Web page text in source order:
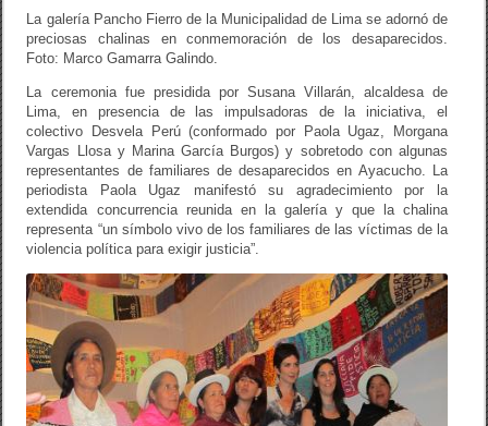
La galería Pancho Fierro de la Municipalidad de Lima se adornó de
preciosas chalinas en conmemoración de los desaparecidos.
Foto: Marco Gamarra Galindo.
La ceremonia fue presidida por Susana Villarán, alcaldesa de
Lima, en presencia de las impulsadoras de la iniciativa, el
colectivo Desvela Perú (conformado por Paola Ugaz, Morgana
Vargas Llosa y Marina García Burgos) y sobretodo con algunas
representantes de familiares de desaparecidos en Ayacucho. La
periodista Paola Ugaz manifestó su agradecimiento por la
extendida concurrencia reunida en la galería y que la chalina
representa “un símbolo vivo de los familiares de las víctimas de la
violencia política para exigir justicia”.